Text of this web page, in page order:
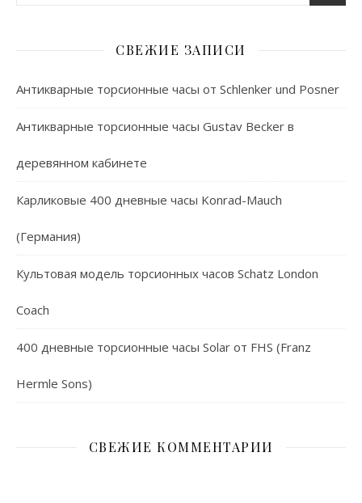
СВЕЖИЕ ЗАПИСИ
Антикварные торсионные часы от Schlenker und Posner
Антикварные торсионные часы Gustav Becker в
деревянном кабинете
Карликовые 400 дневные часы Konrad-Mauch
(Германия)
Культовая модель торсионных часов Schatz London
Coach
400 дневные торсионные часы Solar от FHS (Franz
Hermle Sons)
СВЕЖИЕ КОММЕНТАРИИ